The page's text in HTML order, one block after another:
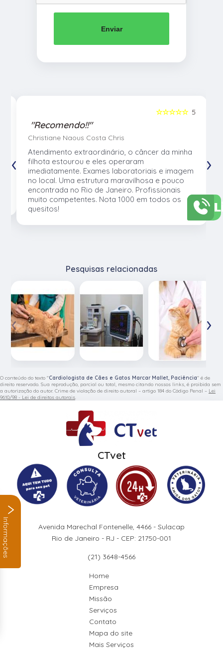
Enviar
5
☆☆☆☆☆
"Recomendo!!"
Christiane Naous Costa Chris
Atendimento extraordinário, o câncer da minha
filhota estourou e eles operaram
imediatamente. Exames laboratoriais e imagem
no local. Uma estrutura maravilhosa e pouco
encontrada no Rio de Janeiro. Profissionais
muito competentes. Nota 1000 em todos os
quesitos!
‹ ›
Pesquisas relacionadas
‹ ›
O conteúdo do texto "Cardiologista de Cães e Gatos Marcar Mallet, Paciência" é de
direito reservado. Sua reprodução, parcial ou total, mesmo citando nossos links, é proibida sem
a autorização do autor. Crime de violação de direito autoral – artigo 184 do Código Penal – Lei
9610/98 - Lei de direitos autorais.
CTvet
Avenida Marechal Fontenelle, 4466 - Sulacap
Rio de Janeiro - RJ - CEP: 21750-001
(21) 3648-4566
Home
Empresa
Missão
Serviços
Contato
Mapa do site
Mais Serviços
Informações